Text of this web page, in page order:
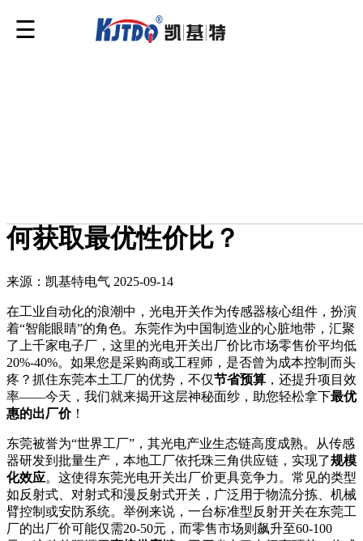
何获取最优性价比？
来源：凯基特电气 2025-09-14
在工业自动化的浪潮中，光电开关作为传感器核心组件，扮演
着“智能眼睛”的角色。东莞作为中国制造业的心脏地带，汇聚
了上千家电子厂，这里的光电开关出厂价比市场零售价平均低
20%-40%。如果您是采购商或工程师，是否曾为成本控制而头
疼？抓住东莞本土工厂的优势，不仅节省预算 ，还提升项目效
率——今天，我们就来揭开这层神秘面纱，助您轻松拿下最优
惠的出厂价！
东莞被誉为“世界工厂”，其光电产业生态链高度成熟。从传感
器研发到批量生产，本地工厂依托珠三角供应链，实现了规模
化效应。这使得东莞光电开关出厂价更具竞争力。常见的类型
如反射式、对射式和漫反射式开关，广泛用于物流分拣、机械
臂控制或安防系统。举例来说，一台标准型反射开关在东莞工
厂的出厂价可能仅需20-50元，而零售市场则飙升至60-100